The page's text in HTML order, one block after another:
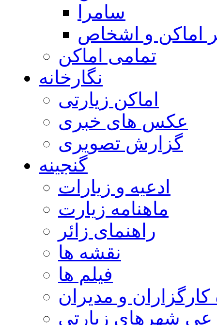
سامرا
اماكن و اشخاص
تمامی اماکن
نگارخانه
اماکن زیارتی
عکس های خبری
گزارش تصویری
گنجینه
ادعیه و زیارات
ماهنامه زیارت
راهنمای زائر
نقشه ها
فیلم ها
كارگزاران و مديران
شهرهاي زيارتي